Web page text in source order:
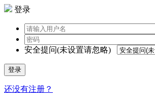
登录
安全提问(未设置请忽略)
登录
还没有注册？